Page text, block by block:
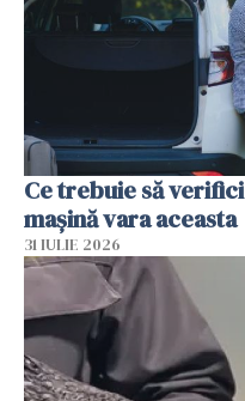
Ce trebuie să
mașină vara aceasta
31 IULIE 2026